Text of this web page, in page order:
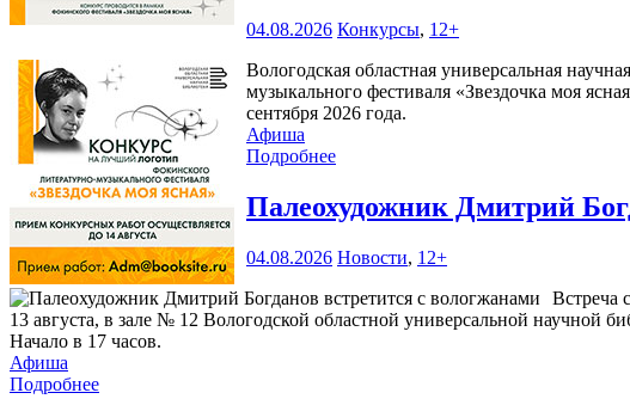
04.08.2026 Конкурсы, 12+
Вологодская областная универсальная
музыкального фестиваля «Звездочка моя
сентября 2026 года.
Афиша
Подробнее
Палеохудожник Дмитрий
04.08.2026 Новости, 12+
Встреча
13 августа, в зале № 12 Вологодской областной универсальной научной
Начало в 17 часов.
Афиша
Подробнее